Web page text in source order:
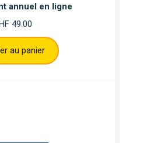
annuel en ligne
49.00
au panier